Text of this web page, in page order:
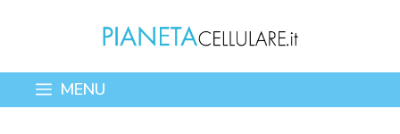
contenuto
MENU